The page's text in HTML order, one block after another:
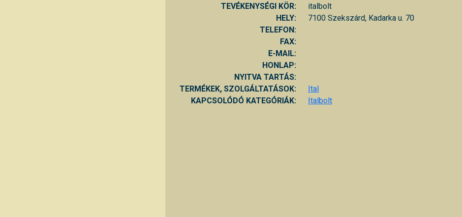
TEVÉKENYSÉGI KÖR:
italbolt
HELY:
7100 Szekszárd, Kadarka u. 70
TELEFON:
FAX:
E-MAIL:
HONLAP:
NYITVA TARTÁS:
TERMÉKEK, SZOLGÁLTATÁSOK:
Ital
KAPCSOLÓDÓ KATEGÓRIÁK:
Italbolt